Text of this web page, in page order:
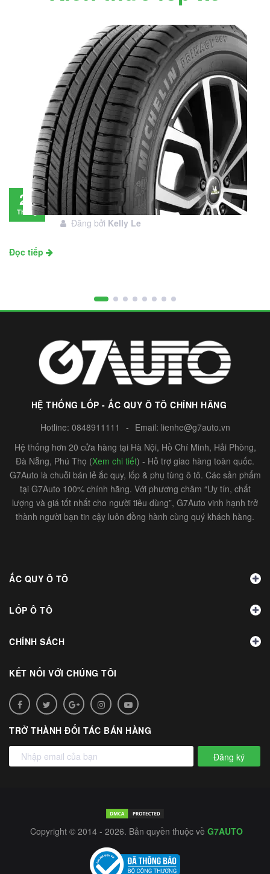
28
Tháng
Đánh giá lốp Michelin Primacy SUV: Đáng
đầu tư không?
Đăng bởi Kelly Le
Đọc tiếp
HỆ THỐNG LỐP - ẮC QUY Ô TÔ CHÍNH HÃNG
Hotline: 0848911111 - Email: lienhe@g7auto.vn
Hệ thống hơn 20 cửa hàng tại Hà Nội, Hồ Chí Minh, Hải Phòng,
Đà Nẵng, Phú Thọ (Xem chi tiết) - Hỗ trợ giao hàng toàn quốc.
G7Auto là chuỗi bán lẻ ắc quy, lốp & phụ tùng ô tô. Các sản phẩm
tại G7Auto 100% chính hãng. Với phương châm “Uy tín, chất
lượng và giá tốt nhất cho người tiêu dùng”, G7Auto vinh hạnh trở
thành người bạn tin cậy luôn đồng hành cùng quý khách hàng.
ẮC QUY Ô TÔ
LỐP Ô TÔ
CHÍNH SÁCH
KẾT NỐI VỚI CHÚNG TÔI
TRỞ THÀNH ĐỐI TÁC BÁN HÀNG
Đăng ký
Copyright © 2014 - 2026. Bản quyền thuộc về G7AUTO